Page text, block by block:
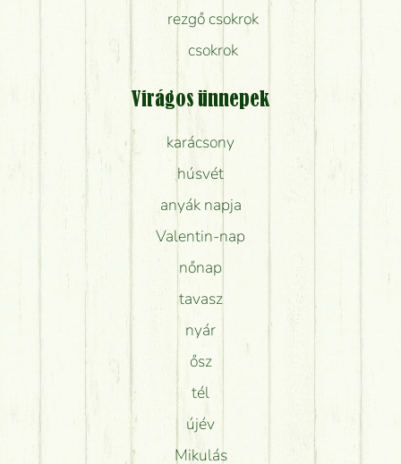
rezgő csokrok
csokrok
Virágos ünnepek
karácsony
húsvét
anyák napja
Valentin-nap
nőnap
tavasz
nyár
ősz
tél
újév
Mikulás